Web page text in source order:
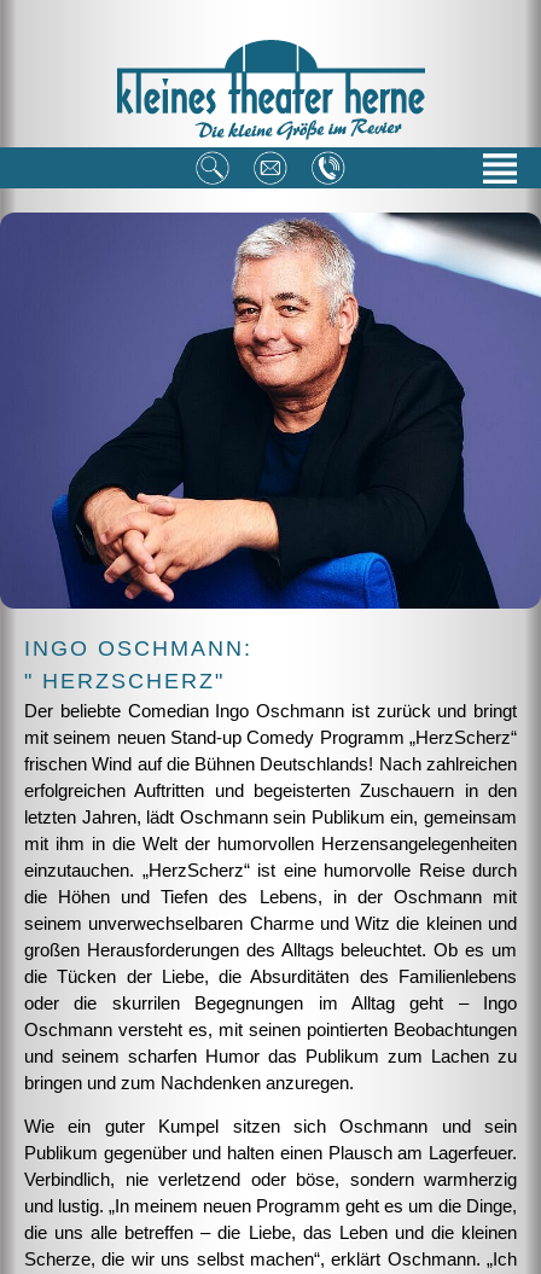
INGO OSCHMANN:
" HERZSCHERZ"
Der beliebte Comedian Ingo Oschmann ist zurück und bringt
mit seinem neuen Stand-up Comedy Programm „HerzScherz“
frischen Wind auf die Bühnen Deutschlands! Nach zahlreichen
erfolgreichen Auftritten und begeisterten Zuschauern in den
letzten Jahren, lädt Oschmann sein Publikum ein, gemeinsam
mit ihm in die Welt der humorvollen Herzensangelegenheiten
einzutauchen. „HerzScherz“ ist eine humorvolle Reise durch
die Höhen und Tiefen des Lebens, in der Oschmann mit
seinem unverwechselbaren Charme und Witz die kleinen und
großen Herausforderungen des Alltags beleuchtet. Ob es um
die Tücken der Liebe, die Absurditäten des Familienlebens
oder die skurrilen Begegnungen im Alltag geht – Ingo
Oschmann versteht es, mit seinen pointierten Beobachtungen
und seinem scharfen Humor das Publikum zum Lachen zu
bringen und zum Nachdenken anzuregen.
Wie ein guter Kumpel sitzen sich Oschmann und sein
Publikum gegenüber und halten einen Plausch am Lagerfeuer.
Verbindlich, nie verletzend oder böse, sondern warmherzig
und lustig. „In meinem neuen Programm geht es um die Dinge,
die uns alle betreffen – die Liebe, das Leben und die kleinen
Scherze, die wir uns selbst machen“, erklärt Oschmann. „Ich